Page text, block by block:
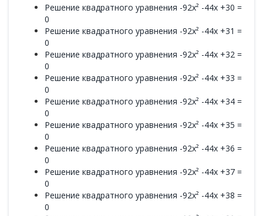
Решение квадратного уравнения -92x² -44x +30 =
0
Решение квадратного уравнения -92x² -44x +31 =
0
Решение квадратного уравнения -92x² -44x +32 =
0
Решение квадратного уравнения -92x² -44x +33 =
0
Решение квадратного уравнения -92x² -44x +34 =
0
Решение квадратного уравнения -92x² -44x +35 =
0
Решение квадратного уравнения -92x² -44x +36 =
0
Решение квадратного уравнения -92x² -44x +37 =
0
Решение квадратного уравнения -92x² -44x +38 =
0